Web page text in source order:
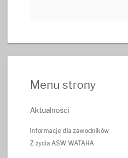
Menu strony
Aktualności
Informacje dla zawodników
Z życia ASW WATAHA